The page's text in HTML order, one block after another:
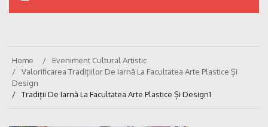
Home
Eveniment Cultural Artistic
Valorificarea Tradițiilor De Iarnă La Facultatea Arte Plastice Și
Design
Tradiții De Iarnă La Facultatea Arte Plastice Și Design1